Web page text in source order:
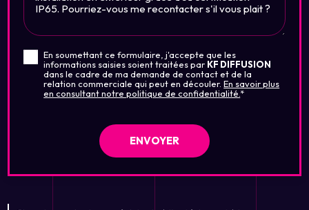
En soumettant ce formulaire, j'accepte que les
informations saisies soient traitées par KF DIFFUSION
dans le cadre de ma demande de contact et de la
relation commerciale qui peut en découler.En savoir plus
en consultant notre politique de confidentialité. *